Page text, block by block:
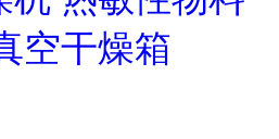
空干燥箱